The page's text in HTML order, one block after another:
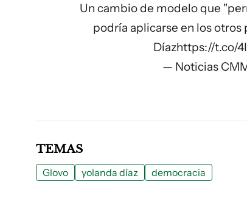
Un cambio de modelo que
podría aplicarse en los otros
Díazhttps://t.co/
— Noticias
TEMAS
Glovo yolanda díaz democracia